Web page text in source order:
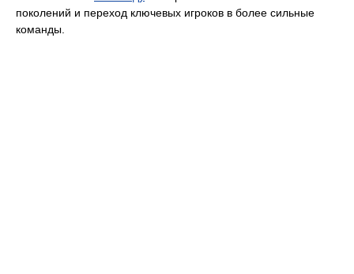
поколений и переход ключевых игроков в более сильные
команды.